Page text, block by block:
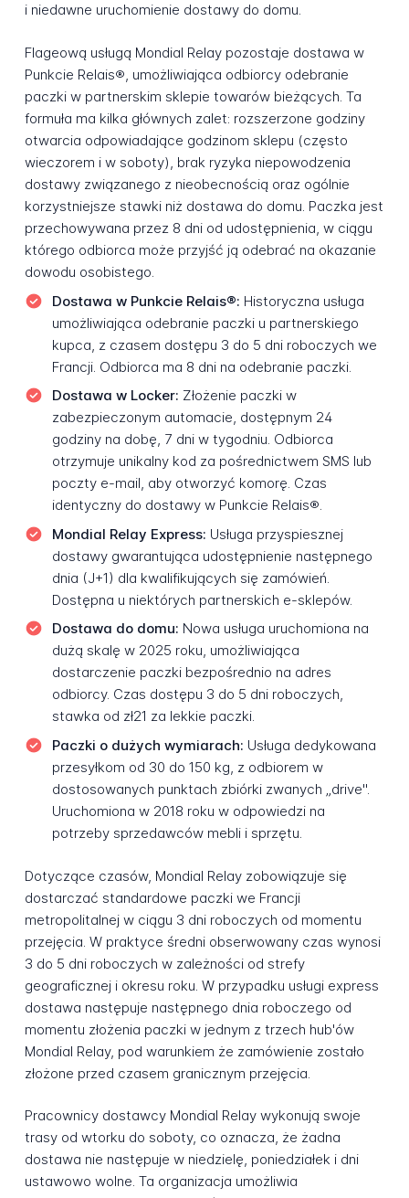
i niedawne uruchomienie dostawy do domu.
Flageową usługą Mondial Relay pozostaje dostawa w
Punkcie Relais®, umożliwiająca odbiorcy odebranie
paczki w partnerskim sklepie towarów bieżących. Ta
formuła ma kilka głównych zalet: rozszerzone godziny
otwarcia odpowiadające godzinom sklepu (często
wieczorem i w soboty), brak ryzyka niepowodzenia
dostawy związanego z nieobecnością oraz ogólnie
korzystniejsze stawki niż dostawa do domu. Paczka jest
przechowywana przez 8 dni od udostępnienia, w ciągu
którego odbiorca może przyjść ją odebrać na okazanie
dowodu osobistego.
Dostawa w Punkcie Relais®: Historyczna usługa
umożliwiająca odebranie paczki u partnerskiego
kupca, z czasem dostępu 3 do 5 dni roboczych we
Francji. Odbiorca ma 8 dni na odebranie paczki.
Dostawa w Locker: Złożenie paczki w
zabezpieczonym automacie, dostępnym 24
godziny na dobę, 7 dni w tygodniu. Odbiorca
otrzymuje unikalny kod za pośrednictwem SMS lub
poczty e-mail, aby otworzyć komorę. Czas
identyczny do dostawy w Punkcie Relais®.
Mondial Relay Express: Usługa przyspiesznej
dostawy gwarantująca udostępnienie następnego
dnia (J+1) dla kwalifikujących się zamówień.
Dostępna u niektórych partnerskich e-sklepów.
Dostawa do domu: Nowa usługa uruchomiona na
dużą skalę w 2025 roku, umożliwiająca
dostarczenie paczki bezpośrednio na adres
odbiorcy. Czas dostępu 3 do 5 dni roboczych,
stawka od zł21 za lekkie paczki.
Paczki o dużych wymiarach: Usługa dedykowana
przesyłkom od 30 do 150 kg, z odbiorem w
dostosowanych punktach zbiórki zwanych „drive".
Uruchomiona w 2018 roku w odpowiedzi na
potrzeby sprzedawców mebli i sprzętu.
Dotyczące czasów, Mondial Relay zobowiązuje się
dostarczać standardowe paczki we Francji
metropolitalnej w ciągu 3 dni roboczych od momentu
przejęcia. W praktyce średni obserwowany czas wynosi
3 do 5 dni roboczych w zależności od strefy
geograficznej i okresu roku. W przypadku usługi express
dostawa następuje następnego dnia roboczego od
momentu złożenia paczki w jednym z trzech hub'ów
Mondial Relay, pod warunkiem że zamówienie zostało
złożone przed czasem granicznym przejęcia.
Pracownicy dostawcy Mondial Relay wykonują swoje
trasy od wtorku do soboty, co oznacza, że żadna
dostawa nie następuje w niedzielę, poniedziałek i dni
ustawowo wolne. Ta organizacja umożliwia